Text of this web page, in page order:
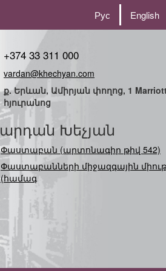
Рус English
+374 33 311 000
vardan@khechyan.com
ք. Երևան, Ամիրյան փողոց, 1
հյուրանոց
Խեչյան
Փաստաբան (արտոնագիր թիվ 542)
Փաստաբանների միջազգային
(համագործակցությ